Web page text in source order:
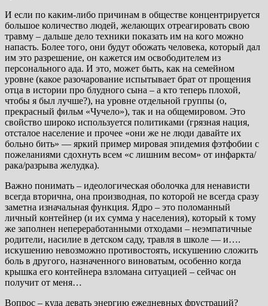
И если по каким-либо причинам в обществе концентрируется
большое количество людей, желающих отреагировать свою
травму – дальше дело техники показать им на кого можно
напасть. Более того, они будут обожать человека, который дал
им это разрешение, он кажется им освободителем из
персонального ада. И это, может быть, как на семейном
уровне (какое разочарование испытывает брат от прощения
отца в истории про блудного сына – а кто теперь плохой,
чтобы я был лучше?), на уровне отдельной группы (о,
прекрасный фильм «Чучело»), так и на общемировом. Это
свойство широко используется политиками (грязная нация,
отсталое население и прочее «они же не люди давайте их
больно бить» — яркий пример мировая эпидемия фэтфобии с
пожеланиями сдохнуть всем «с лишним весом» от инфаркта/
рака/разрыва желудка).
Важно понимать – идеологическая оболочка для ненависти
всегда вторична, она производная, по которой не всегда сразу
заметна изначальная функция. Ядро – это поломанный
личный контейнер (и их сумма у населения), который к тому
же заполнен непереработанными отходами – неэмпатичные
родители, насилие в детском саду, травля в школе — и….
искушению невозможно противостоять, искушению сложить
боль в другого, назначенного виноватым, особенно когда
крышка его контейнера взломана ситуацией – сейчас он
получит от меня…
Вопрос – куда девать энергию ежедневных фрустраций?